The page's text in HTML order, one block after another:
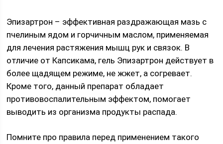
Эпизартрон – эффективная раздражающая мазь с
пчелиным ядом и горчичным маслом, применяемая
для лечения растяжения мышц рук и связок. В
отличие от Капсикама, гель Эпизартрон действует в
более щадящем режиме, не жжет, а согревает.
Кроме того, данный препарат обладает
противовоспалительным эффектом, помогает
выводить из организма продукты распада.
Помните про правила перед применением такого